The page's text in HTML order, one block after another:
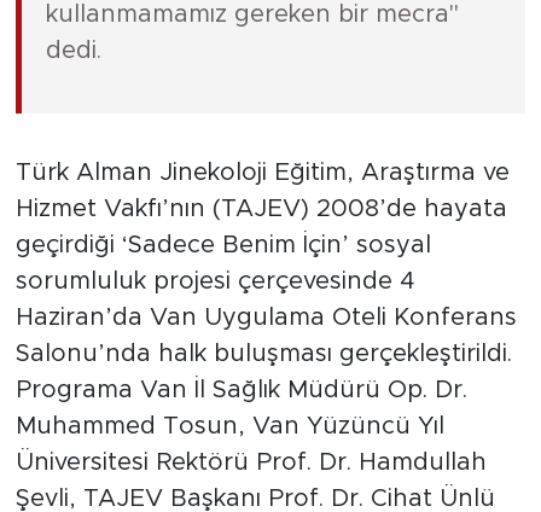
kullanmamamız gereken bir mecra"
dedi.
Türk Alman Jinekoloji Eğitim, Araştırma ve
Hizmet Vakfı’nın (TAJEV) 2008’de hayata
geçirdiği ‘Sadece Benim İçin’ sosyal
sorumluluk projesi çerçevesinde 4
Haziran’da Van Uygulama Oteli Konferans
Salonu’nda halk buluşması gerçekleştirildi.
Programa Van İl Sağlık Müdürü Op. Dr.
Muhammed Tosun, Van Yüzüncü Yıl
Üniversitesi Rektörü Prof. Dr. Hamdullah
Şevli, TAJEV Başkanı Prof. Dr. Cihat Ünlü